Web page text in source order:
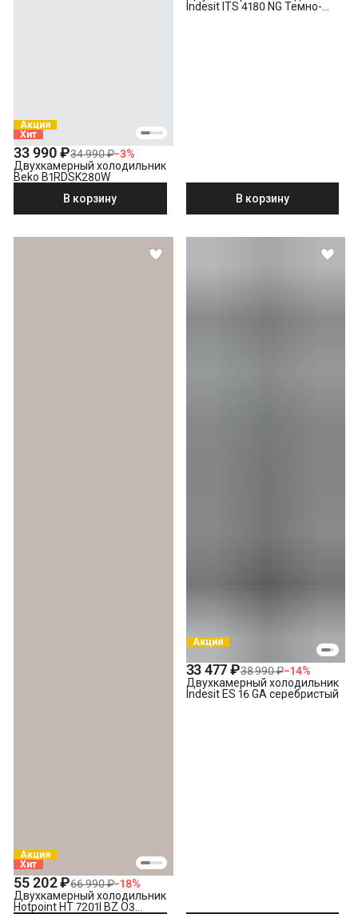
Акция
Хит
33 990 ₽34 990 ₽−3%
Двухкамерный холодильник
Beko B1RDSK280W
В корзину
Indesit ITS 4180 NG Темно-
В корзину
Акция
Хит
55 202 ₽66 990 ₽−18%
Двухкамерный холодильник
Hotpoint HT 7201I BZ O3
Акция
33 477 ₽38 990 ₽−14%
Двухкамерный холодильник
Indesit ES 16 GA серебристый